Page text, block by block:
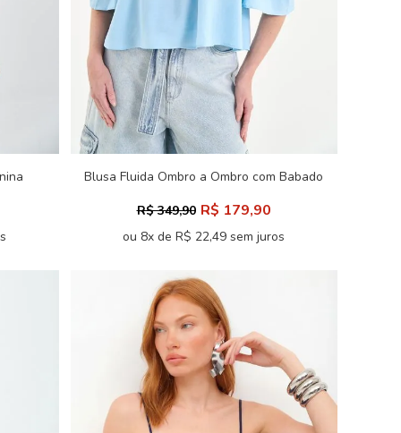
Blusa Fluida Ombro a Ombro com Babado
R$ 349,90 R$ 179,90
ou 8x de R$ 22,49 sem juros